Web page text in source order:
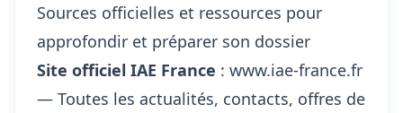
Sources officielles et ressources pour
approfondir et préparer son dossier
Site officiel IAE France : www.iae-france.fr
— Toutes les actualités, contacts, offres de